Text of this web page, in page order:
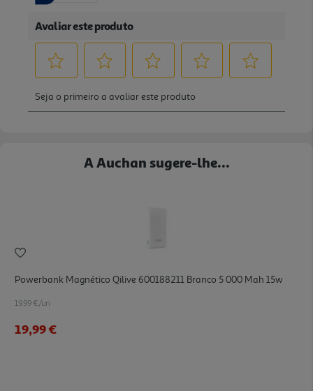
A Auchan sugere-lhe...
Powerbank Magnético Qilive 600188211 Branco 5 000 Mah 15w
19.99 €/un
19,99 €